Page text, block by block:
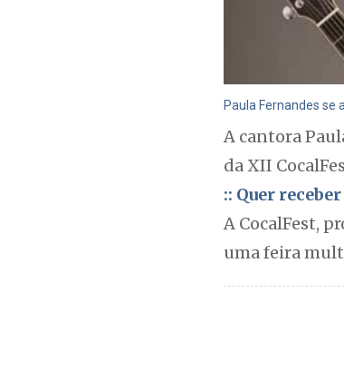
Paula Fernandes se
A cantora
da XII
:: Quer
A CocalFest,
uma feira